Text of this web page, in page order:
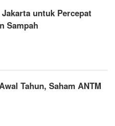
untuk Percepat
Sampah
Tahun, Saham ANTM